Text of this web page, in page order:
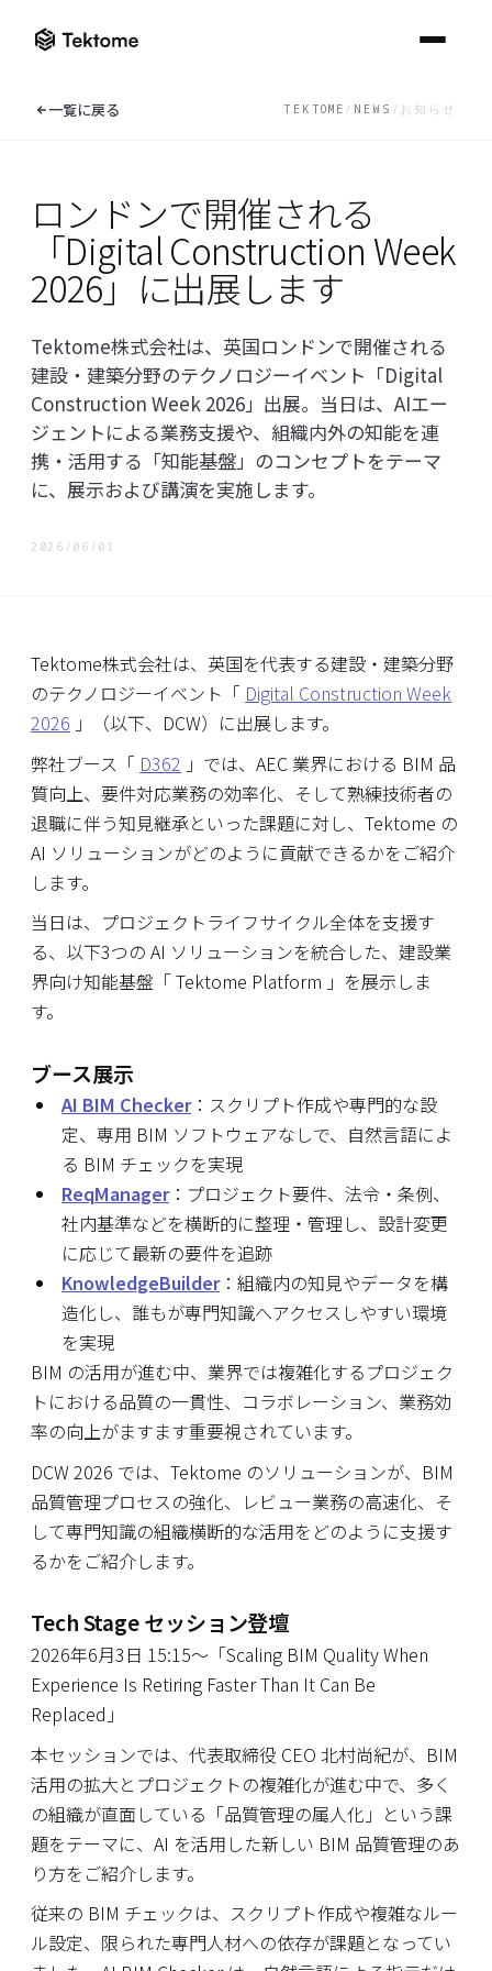
ソリューション
KnowledgeBuilder
ReqManager
AI BIM Checker
オンラインデモ
ナレッジセンター
ニュース
ブログ
よくあるご質問
EN/ JP
お問い合わせ
EXPLORE THE CATALOGUE
Solutions
ナレッジセンター一覧へ
ー
ス
ロンドンで開
催される
「Digital
Week 2026」
に出展します
Digital
Construction
Week 2026参
加レポート｜
AI活用が実証
行する建設業
界
ご
質
ータと混
在するこ
とはあり
ますか？
どのよう
な認証を
取得して
タはAIの
学習に利
用されま
すか？
法令に関
する情報
はどのよ
うに最新
の状態で
保たれま
対応ファ
イル形式
について
教えてく
ださい。
一覧に戻る TEKTOME / NEWS / お知らせ
ロンドンで開催される
「Digital Construction Week
2026」に出展します
Tektome株式会社は、英国ロンドンで開催される
建設・建築分野のテクノロジーイベント「Digital
Construction Week 2026」出展。当日は、AIエー
ジェントによる業務支援や、組織内外の知能を連
携・活用する「知能基盤」のコンセプトをテーマ
に、展示および講演を実施します。
2026/06/01
Tektome株式会社は、英国を代表する建設・建築分野
のテクノロジーイベント「 Digital Construction Week
2026 」（以下、DCW）に出展します。
弊社ブース「 D362 」では、AEC 業界における BIM 品
質向上、要件対応業務の効率化、そして熟練技術者の
退職に伴う知見継承といった課題に対し、Tektome の
AI ソリューションがどのように貢献できるかをご紹介
します。
当日は、プロジェクトライフサイクル全体を支援す
る、以下3つの AI ソリューションを統合した、建設業
界向け知能基盤「 Tektome Platform 」を展示しま
す。
ブース展示
AI BIM Checker： スクリプト作成や専門的な設
定、専用 BIM ソフトウェアなしで、自然言語によ
る BIM チェックを実現
ReqManager：プロジェクト要件、法令・条例、
社内基準などを横断的に整理・管理し、設計変更
に応じて最新の要件を追跡
KnowledgeBuilder：組織内の知見やデータを構
造化し、誰もが専門知識へアクセスしやすい環境
を実現
BIM の活用が進む中、業界では複雑化するプロジェク
トにおける品質の一貫性、コラボレーション、業務効
率の向上がますます重要視されています。
DCW 2026 では、Tektome のソリューションが、BIM
品質管理プロセスの強化、レビュー業務の高速化、そ
して専門知識の組織横断的な活用をどのように支援す
るかをご紹介します。
Tech Stage セッション登壇
2026年6月3日 15:15〜「Scaling BIM Quality When
Experience Is Retiring Faster Than It Can Be
Replaced」
本セッションでは、代表取締役 CEO 北村尚紀が、BIM
活用の拡大とプロジェクトの複雑化が進む中で、多く
の組織が直面している「品質管理の属人化」という課
題をテーマに、AI を活用した新しい BIM 品質管理のあ
り方をご紹介します。
従来の BIM チェックは、スクリプト作成や複雑なルー
ル設定、限られた専門人材への依存が課題となってい